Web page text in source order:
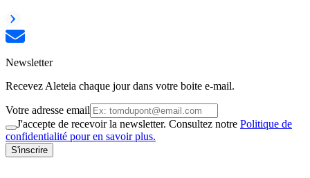
Newsletter
Recevez Aleteia chaque jour dans votre boite e-mail.
Votre adresse email
J'accepte de recevoir la newsletter. Consultez notre Politique de
confidentialité pour en savoir plus.
S'inscrire